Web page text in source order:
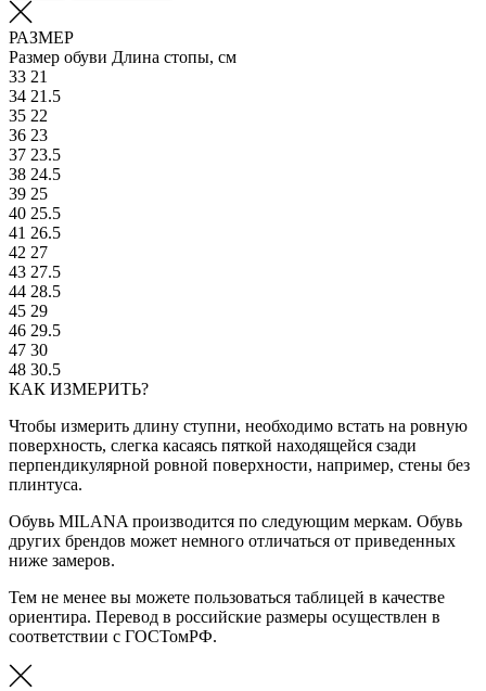
РАЗМЕР
Размер обуви Длина стопы, см
33 21
34 21.5
35 22
36 23
37 23.5
38 24.5
39 25
40 25.5
41 26.5
42 27
43 27.5
44 28.5
45 29
46 29.5
47 30
48 30.5
КАК ИЗМЕРИТЬ?
Чтобы измерить длину ступни, необходимо встать на ровную
поверхность, слегка касаясь пяткой находящейся сзади
перпендикулярной ровной поверхности, например, стены без
плинтуса.
Обувь MILANA производится по следующим меркам. Обувь
других брендов может немного отличаться от приведенных
ниже замеров.
Тем не менее вы можете пользоваться таблицей в качестве
ориентира. Перевод в российские размеры осуществлен в
соответствии с ГОСТомРФ.